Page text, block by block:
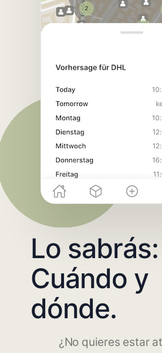
Lo sabrás:
Cuándo y
dónde.
¿No quieres estar